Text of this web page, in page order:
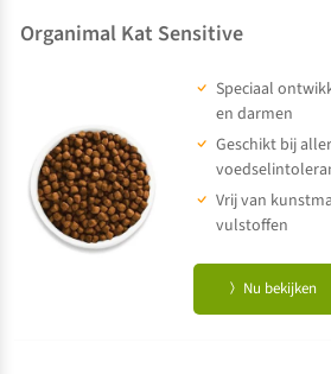
Organimal Kat Sensitive
Speciaal
en darmen
Geschikt bij
Vrij van
vulstoffen
Nu bekijken